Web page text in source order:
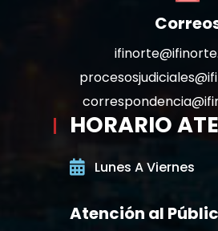
HORARIO
Lunes A Viernes
Atención al